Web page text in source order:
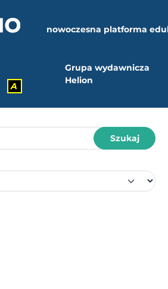
nowoczesna platforma
A
Grupa wydawnicza
Helion
Szukaj